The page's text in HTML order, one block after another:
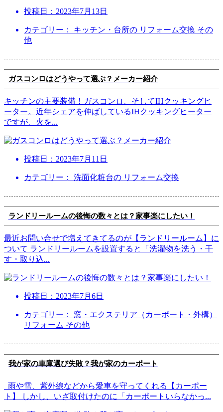
投稿日： 2023年7月13日
カテゴリー： キッチン・台所の リフォーム交換 その
他
ガスコンロはどうやって選ぶ？メーカー紹介
キッチンの主要装備！ガスコンロ、そしてIHクッキングヒ
ーター。近年シェアを伸ばしているIHクッキングヒーター
ですが、火を...
投稿日： 2023年7月11日
カテゴリー： 洗面化粧台の リフォーム交換
ランドリールームの後悔の数々とは？家事楽にしたい！
最近お問い合せで増えてきてるのが【ランドリールーム】に
ついて ランドリールームを設置すると「洗濯物を洗う・干
す・取り込...
投稿日： 2023年7月6日
カテゴリー： 窓・エクステリア（カーポート・外構）
リフォーム その他
我が家の車庫選び失敗？我が家のカーポート
雨や雪、紫外線などから愛車を守ってくれる【カーポー
ト】 しかし、いざ取付けたのに「カーポートいらなかっ...